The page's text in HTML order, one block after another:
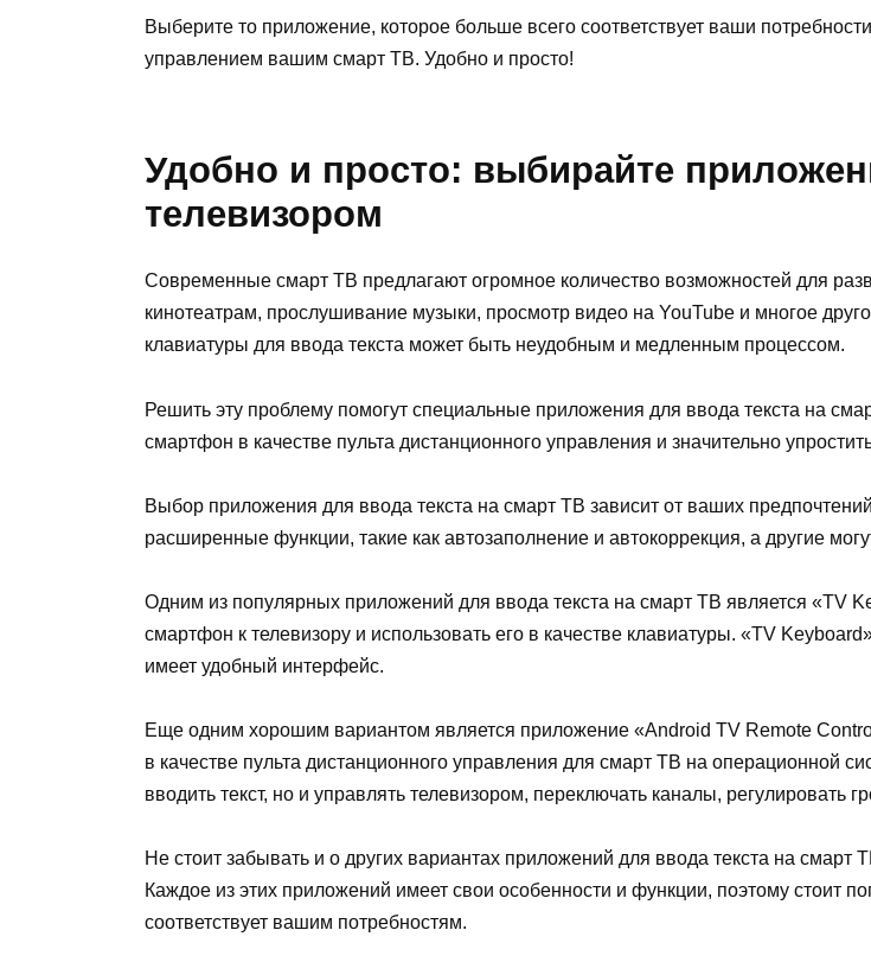
Выберите то приложение, которое больше всего соответствует ваши
управлением вашим смарт ТВ. Удобно и просто!
Удобно и просто: выбирайте
телевизором
Современные смарт ТВ предлагают огромное количество возможностей для
кинотеатрам, прослушивание музыки, просмотр видео на YouTube и многое
клавиатуры для ввода текста может быть неудобным и медленным процессом.
Решить эту проблему помогут специальные приложения для ввода текста на
смартфон в качестве пульта дистанционного управления и значительно
Выбор приложения для ввода текста на смарт ТВ зависит от ваших
расширенные функции, такие как автозаполнение и автокоррекция, а другие
Одним из популярных приложений для ввода текста на смарт ТВ является «TV
смартфон к телевизору и использовать его в качестве клавиатуры. «TV
имеет удобный интерфейс.
Еще одним хорошим вариантом является приложение «Android TV Remote
в качестве пульта дистанционного управления для смарт ТВ на операционной
вводить текст, но и управлять телевизором, переключать каналы, регулировать
Не стоит забывать и о других вариантах приложений для ввода текста на
Каждое из этих приложений имеет свои особенности и функции, поэтому стоит
соответствует вашим потребностям.